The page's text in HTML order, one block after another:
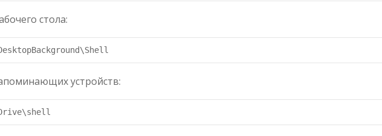
стола:
устройств: